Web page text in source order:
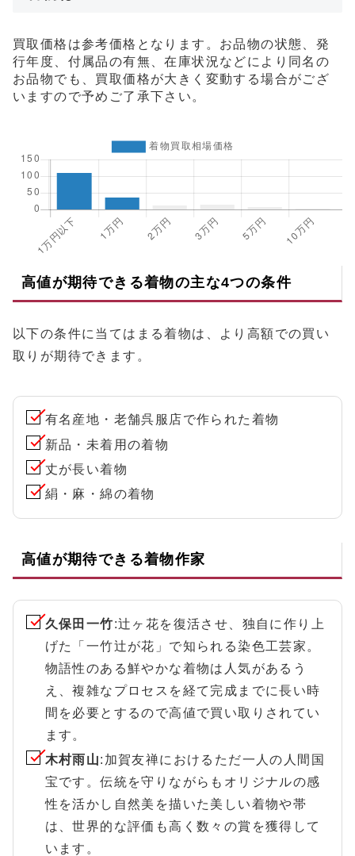
買取価格は参考価格となります。お品物の状態、発
行年度、付属品の有無、在庫状況などにより同名の
お品物でも、買取価格が大きく変動する場合がござ
いますので予めご了承下さい。
高値が期待できる着物の主な4つの条件
以下の条件に当てはまる着物は、より高額での買い
取りが期待できます。
有名産地・老舗呉服店で作られた着物
新品・未着用の着物
丈が長い着物
絹・麻・綿の着物
高値が期待できる着物作家
久保田一竹:辻ヶ花を復活させ、独自に作り上
げた「一竹辻が花」で知られる染色工芸家。
物語性のある鮮やかな着物は人気があるう
え、複雑なプロセスを経て完成までに長い時
間を必要とするので高値で買い取りされてい
ます。
木村雨山:加賀友禅におけるただ一人の人間国
宝です。伝統を守りながらもオリジナルの感
性を活かし自然美を描いた美しい着物や帯
は、世界的な評価も高く数々の賞を獲得して
います。